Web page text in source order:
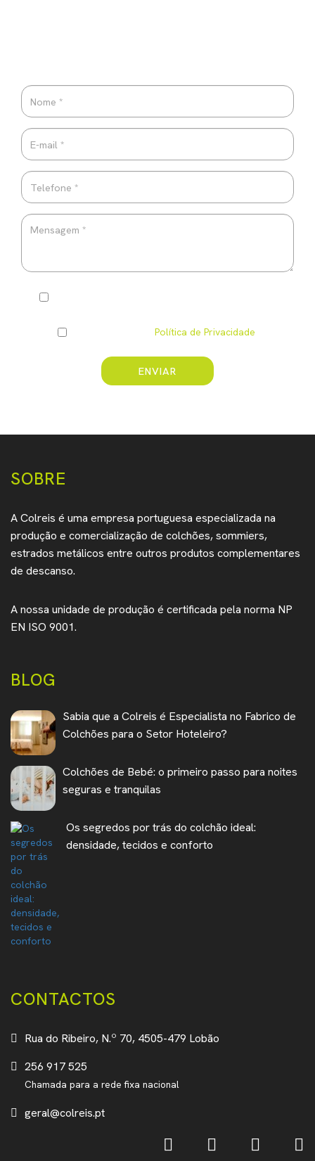
Política de Privacidade
ENVIAR
SOBRE
A Colreis é uma empresa portuguesa especializada na
produção e comercialização de colchões, sommiers,
estrados metálicos entre outros produtos complementares
de descanso.
A nossa unidade de produção é certificada pela norma NP
EN ISO 9001.
BLOG
Sabia que a Colreis é Especialista no Fabrico de
Colchões para o Setor Hoteleiro?
Colchões de Bebé: o primeiro passo para noites
seguras e tranquilas
Os segredos por trás do colchão ideal:
densidade, tecidos e conforto
CONTACTOS
Rua do Ribeiro, N.º 70, 4505-479 Lobão
256 917 525
Chamada para a rede fixa nacional
geral@colreis.pt